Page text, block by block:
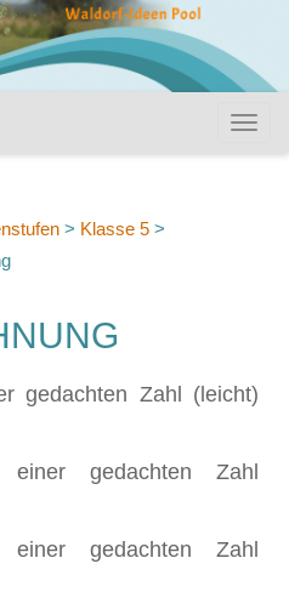
> Klasse 5 >
gedachten Zahl (leicht)
gedachten Zahl
gedachten Zahl